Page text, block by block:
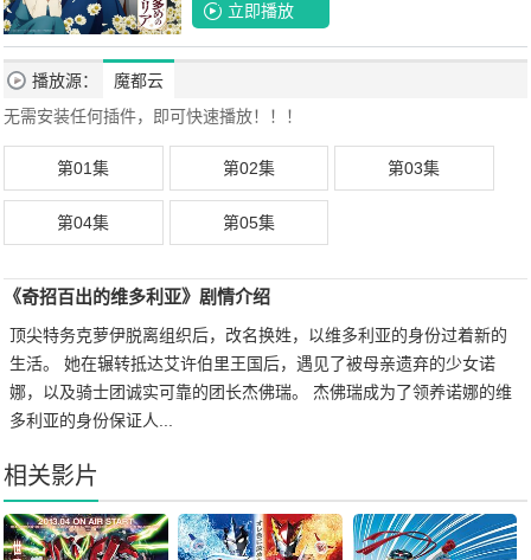
立即播放
播放源：
魔都云
无需安装任何插件，即可快速播放！！！
第01集 第02集 第03集
第04集 第05集
《奇招百出的维多利亚》剧情介绍
顶尖特务克萝伊脱离组织后，改名换姓，以维多利亚的身份过着新的
生活。 她在辗转抵达艾许伯里王国后，遇见了被母亲遗弃的少女诺
娜，以及骑士团诚实可靠的团长杰佛瑞。 杰佛瑞成为了领养诺娜的维
多利亚的身份保证人...
相关影片